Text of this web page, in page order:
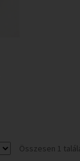
Összesen 1